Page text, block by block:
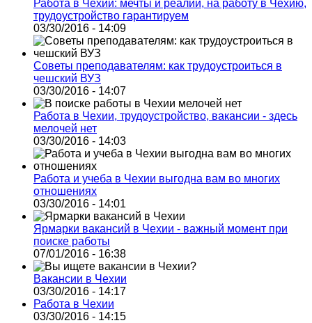
Работа в Чехии: мечты и реалии, на работу в Чехию,
трудоустройство гарантируем
03/30/2016 - 14:09
Советы преподавателям: как трудоустроиться в
чешский ВУЗ
03/30/2016 - 14:07
Работа в Чехии, трудоустройство, вакансии - здесь
мелочей нет
03/30/2016 - 14:03
Работа и учеба в Чехии выгодна вам во многих
отношениях
03/30/2016 - 14:01
Ярмарки вакансий в Чехии - важный момент при
поиске работы
07/01/2016 - 16:38
Вакансии в Чехии
03/30/2016 - 14:17
Работа в Чехии
03/30/2016 - 14:15